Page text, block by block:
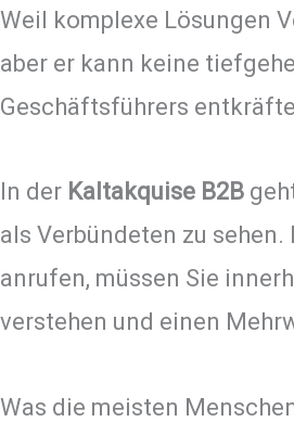
Weil komplexe Lösungen
aber er kann keine
Geschäftsführers
In der Kaltakquise B2B
als Verbündeten zu
anrufen, müssen Sie
verstehen und einen
Was die meisten